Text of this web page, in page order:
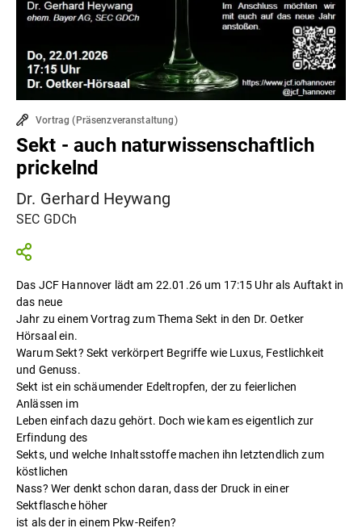
Vortrag ( Präsenzveranstaltung)
Sekt - auch naturwissenschaftlich
prickelnd
Dr. Gerhard Heywang
SEC GDCh
Das JCF Hannover lädt am 22.01.26 um 17:15 Uhr als Auftakt in
das neue
Jahr zu einem Vortrag zum Thema Sekt in den Dr. Oetker
Hörsaal ein.
Warum Sekt? Sekt verkörpert Begriffe wie Luxus, Festlichkeit
und Genuss.
Sekt ist ein schäumender Edeltropfen, der zu feierlichen
Anlässen im
Leben einfach dazu gehört. Doch wie kam es eigentlich zur
Erfindung des
Sekts, und welche Inhaltsstoffe machen ihn letztendlich zum
köstlichen
Nass? Wer denkt schon daran, dass der Druck in einer
Sektflasche höher
ist als der in einem Pkw-Reifen?